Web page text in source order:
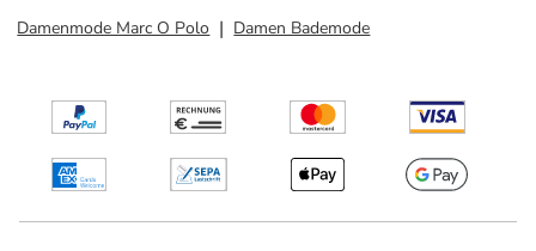
Damenmode Marc O Polo
Damen Bademode